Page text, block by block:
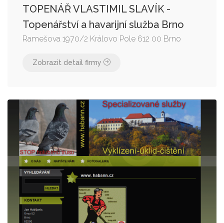
TOPENÁŘ VLASTIMIL SLAVÍK -
Topenářství a havarijní služba Brno
Ramešova 1970/2 Královo Pole 612 00 Brno
Zobrazit detail firmy